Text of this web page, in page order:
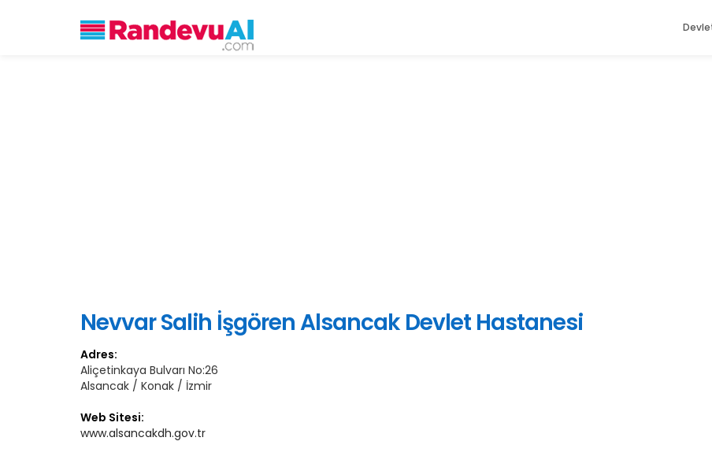
Nevvar Salih İşgören Alsancak Devlet Hastanesi
Adres:
Aliçetinkaya Bulvarı No:26
Alsancak / Konak / İzmir
Web Sitesi:
www.alsancakdh.gov.tr